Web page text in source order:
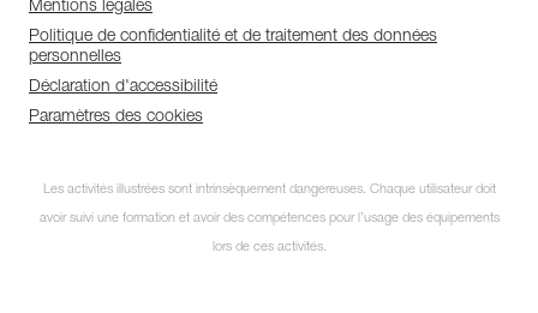
Mentions légales
Politique de confidentialité et de traitement des données
personnelles
Déclaration d'accessibilité
Paramètres des cookies
Les activités illustrées sont intrinsèquement dangereuses. Chaque utilisateur doit
avoir suivi une formation et avoir des compétences pour l’usage des équipements
lors de ces activités.